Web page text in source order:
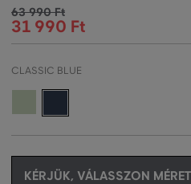
63 990 Ft
31 990 Ft
CLASSIC BLUE
KÉRJÜK, VÁLASSZON